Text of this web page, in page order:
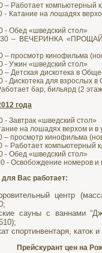
– Работает компьютерный
- Катание на лошадях
- Обед «шведский стол»
– ВЕЧЕРИНКА
– просмотр кинофильма
- Ужин «шведский стол»
– Детская дискотека в
- Дискотека для взрослых
бар, бильярд (2
года
- Завтрак «шведский стол»
на лошадях верхом и в
– просмотр кинофильма
– Работает компьютерный
- Обед «шведский стол»
- Освобождение номеров и
Вас работает:
центр
сауны c ваннами
спортинвентаря,
Прейскурант цен на